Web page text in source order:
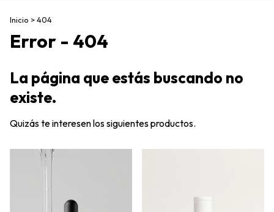
Inicio >404
Error - 404
La página que estás buscando no
existe.
Quizás te interesen los siguientes productos.